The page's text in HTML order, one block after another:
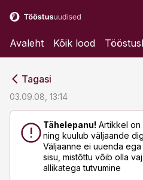
Avaleht Kõik lood
Tagasi
03.09.08, 13:14
Tähelepanu! Artikkel on
ning kuulub väljaande
Väljaanne ei uuenda
sisu, mistõttu võib olla
allikatega tutvumine